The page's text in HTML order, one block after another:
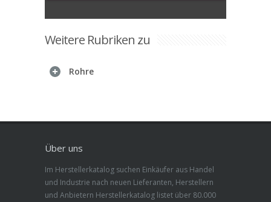
Weitere Rubriken zu
Rohre
Über uns
Im Herstellerkatalog suchen Einkäufer aus Handel
und Industrie nach neuen Lieferanten, Herstellern
und Anbietern Herstellerkatalog listet über 80.000